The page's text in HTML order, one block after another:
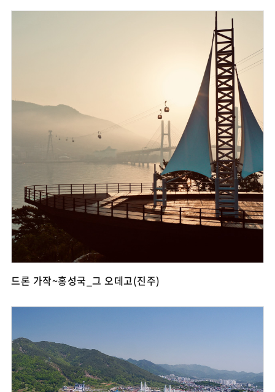
드론 가작~홍성국_그 오데고(진주)